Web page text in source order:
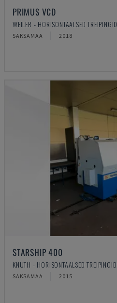
PRIMUS VCD
WEILER - HORISONTAALSED TREIPINGID
SAKSAMAA 2018
STARSHIP 400
KNUTH - HORISONTAALSED TREIPINGID
SAKSAMAA 2015